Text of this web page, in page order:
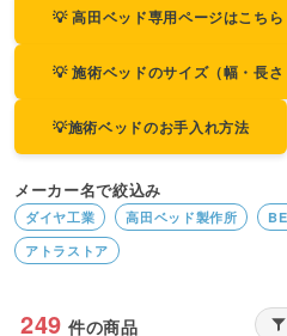
💡 高田ベッド専用ページはこちら
💡 施術ベッドのサイズ（幅・長
💡施術ベッドのお手入れ方法
メーカー名で絞込み
ダイヤ工業 高田ベッド製作所
アトラストア
249 件の商品